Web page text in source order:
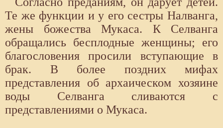
Те же функции и у его сестры Налванга,
жены божества Мукаса. К Селванга
обращались бесплодные женщины; его
благословения просили вступающие в
брак. В более поздних мифах
представления об архаическом хозяине
воды Селванга сливаются с
представлениями о Мукаса.